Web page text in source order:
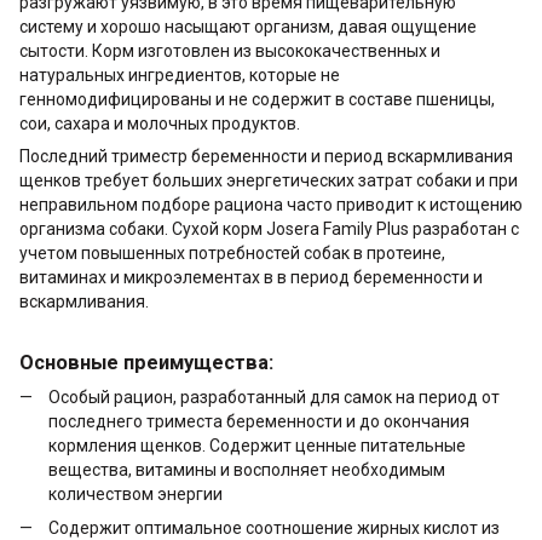
систему и хорошо насыщают организм, давая ощущение
сытости. Корм изготовлен из высококачественных и
натуральных ингредиентов, которые не
генномодифицированы и не содержит в составе пшеницы,
сои, сахара и молочных продуктов.
Последний триместр беременности и период вскармливания
щенков требует больших энергетических затрат собаки и при
неправильном подборе рациона часто приводит к истощению
организма собаки. Сухой корм Josera Family Plus разработан с
учетом повышенных потребностей собак в протеине,
витаминах и микроэлементах в в период беременности и
вскармливания.
Основные преимущества:
Особый рацион, разработанный для самок на период от
последнего триместа беременности и до окончания
кормления щенков. Содержит ценные питательные
вещества, витамины и восполняет необходимым
количеством энергии
Содержит оптимальное соотношение жирных кислот из